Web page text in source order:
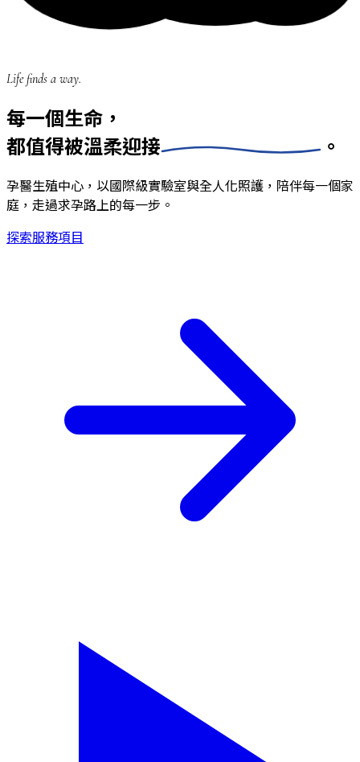
Life finds a way.
每一個生命，
都值得被溫柔迎接 。
孕醫生殖中心，以國際級實驗室與全人化照護，陪伴每一個家
庭，走過求孕路上的每一步。
探索服務項目